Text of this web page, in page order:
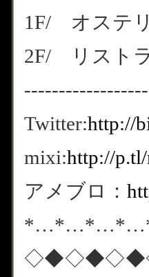
1F/ オステ
2F/ リスト
Twitter:http://
mixi:http://
アメブロ：